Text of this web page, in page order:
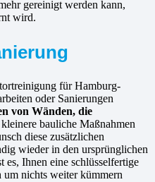
gereinigt werden kann,
wird.
für Hamburg-
oder Sanierungen
von Wänden, die
bauliche Maßnahmen
diese zusätzlichen
wieder in den ursprünglichen
es, Ihnen eine schlüsselfertige
um nichts weiter kümmern